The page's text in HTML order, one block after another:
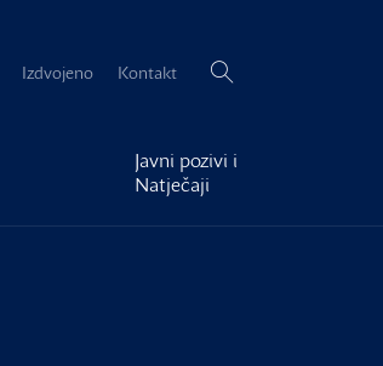
Izdvojeno Kontakt Pretraži:
Javni pozivi i
Natječaji